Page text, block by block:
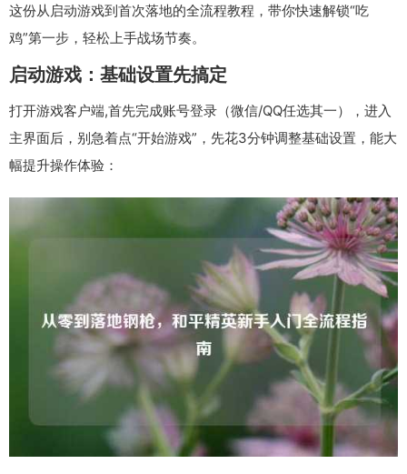
这份从启动游戏到首次落地的全流程教程，带你快速解锁“吃
鸡”第一步，轻松上手战场节奏。
启动游戏：基础设置先搞定
打开游戏客户端,首先完成账号登录（微信/QQ任选其一），进入
主界面后，别急着点“开始游戏”，先花3分钟调整基础设置，能大
幅提升操作体验：